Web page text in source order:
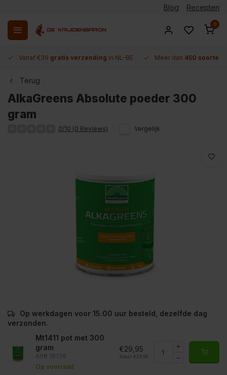
Blog Recepten
0
Vanaf €39 gratis verzending in NL-BE Meer dan 450 soorten
Terug
AlkaGreens Absolute poeder 300
gram
0/10 (0 Reviews) Vergelijk
Op werkdagen voor 15.00 uur besteld, dezelfde dag
verzonden.
Mt1411 pot met 300
gram
Art# 18136
Op voorraad
€29,95
Totaal: €29,95